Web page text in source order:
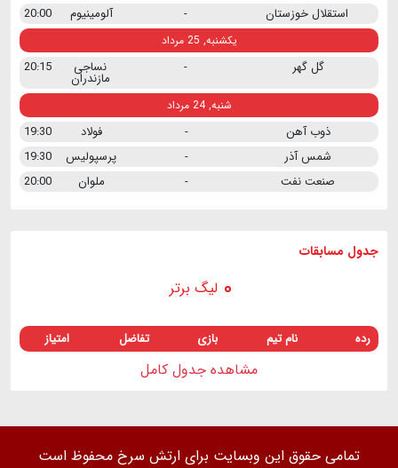
استقلال خوزستان
- آلومینیوم 20:00
یکشنبه, 25 مرداد
گل گهر - نساجی
مازندران
20:15
شنبه, 24 مرداد
ذوب آهن - فولاد
19:30
شمس آذر
- پرسپولیس
19:30
صنعت نفت
- ملوان 20:00
جدول مسابقات
لیگ برتر
رده نام تیم بازی تفاضل امتیاز
مشاهده جدول کامل
تمامی حقوق این وبسایت برای ارتش سرخ محفوظ است